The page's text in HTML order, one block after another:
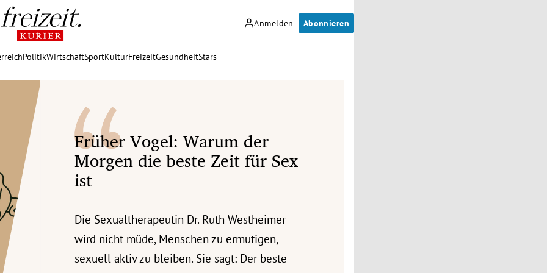
Anmelden Abonnieren
PolitikWirtschaftSportKulturFreizeitGesundheitStars
Früher Vogel: Warum der
Morgen die beste Zeit für Sex
ist
Die Sexualtherapeutin Dr. Ruth Westheimer
wird nicht müde, Menschen zu ermutigen,
sexuell aktiv zu bleiben. Sie sagt: Der beste